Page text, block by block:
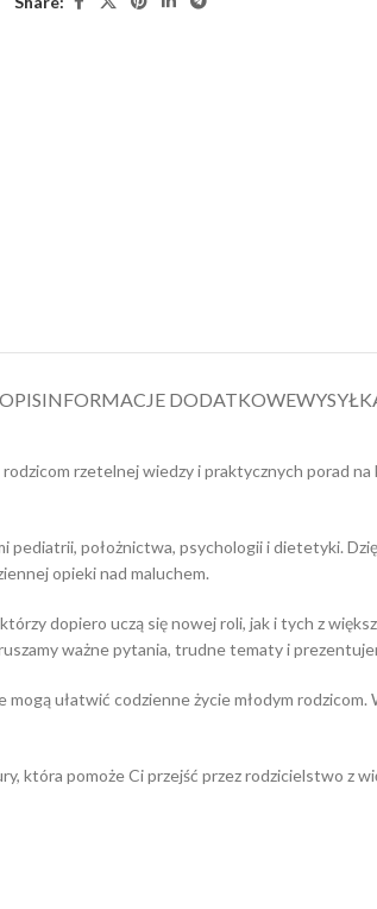
OPISINFORMACJE DODATKOWE
rzetelnej wiedzy i praktycznych porad
pediatrii, położnictwa, psychologii i dietetyki.
opieki nad maluchem.
dopiero uczą się nowej roli, jak i tych z
ważne pytania, trudne tematy i
ułatwić codzienne życie młodym
która pomoże Ci przejść przez rodzicielstwo z